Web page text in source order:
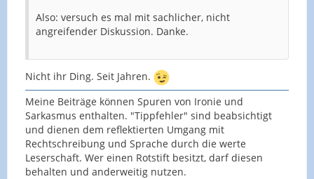
Also: versuch es mal mit sachlicher, nicht
angreifender Diskussion. Danke.
Nicht ihr Ding. Seit Jahren.
Meine Beiträge können Spuren von Ironie und
Sarkasmus enthalten. "Tippfehler" sind beabsichtigt
und dienen dem reflektierten Umgang mit
Rechtschreibung und Sprache durch die werte
Leserschaft. Wer einen Rotstift besitzt, darf diesen
behalten und anderweitig nutzen.